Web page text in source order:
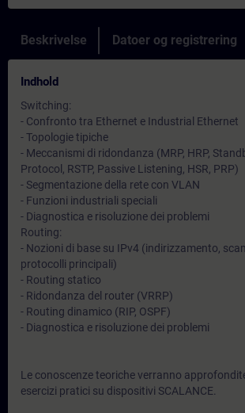
Beskrivelse Datoer og registrering
Indhold
Switching:
- Confronto tra Ethernet e Industrial Ethernet
- Topologie tipiche
- Meccanismi di ridondanza (MRP, HRP,
Protocol, RSTP, Passive Listening, HSR, PRP)
- Segmentazione della rete con VLAN
- Funzioni industriali speciali
- Diagnostica e risoluzione dei problemi
Routing:
- Nozioni di base su IPv4 (indirizzamento,
protocolli principali)
- Routing statico
- Ridondanza del router (VRRP)
- Routing dinamico (RIP, OSPF)
- Diagnostica e risoluzione dei problemi
Le conoscenze teoriche verranno
esercizi pratici su dispositivi SCALANCE.